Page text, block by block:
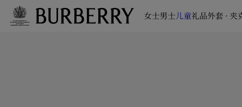
女士男士儿童礼品外套 · 夹